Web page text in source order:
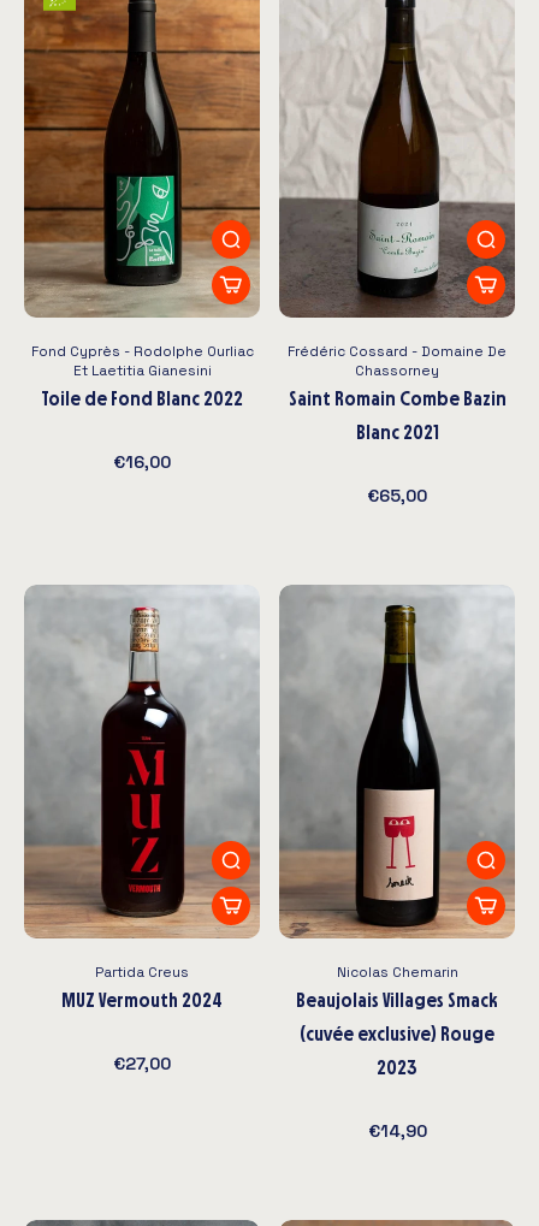
Fond Cyprès - Rodolphe Ourliac
Et Laetitia Gianesini
Toile de Fond Blanc 2022
€16,00
Frédéric Cossard - Domaine De
Chassorney
Saint Romain Combe Bazin
Blanc 2021
€65,00
Partida Creus
MUZ Vermouth 2024
€27,00
Nicolas Chemarin
Beaujolais Villages Smack
(cuvée exclusive) Rouge
2023
€14,90